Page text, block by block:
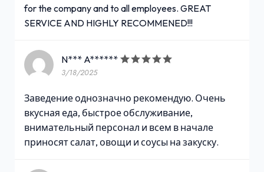
for the company and to all employees. GREAT
SERVICE AND HIGHLY RECOMMENED!!!
N*** A******
3/18/2025
Заведение однозначно рекомендую. Очень
вкусная еда, быстрое обслуживание,
внимательный персонал и всем в начале
приносят салат, овощи и соусы на закуску.